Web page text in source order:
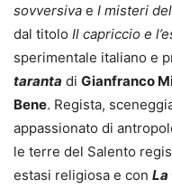
sovversiva e I misteri
dal titolo Il capriccio e
sperimentale italiano e
taranta di Gianfranco
Bene. Regista,
appassionato di
le terre del Salento
estasi religiosa e con La